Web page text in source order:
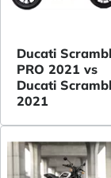
Ducati
PRO 2021 vs
Ducati
2021